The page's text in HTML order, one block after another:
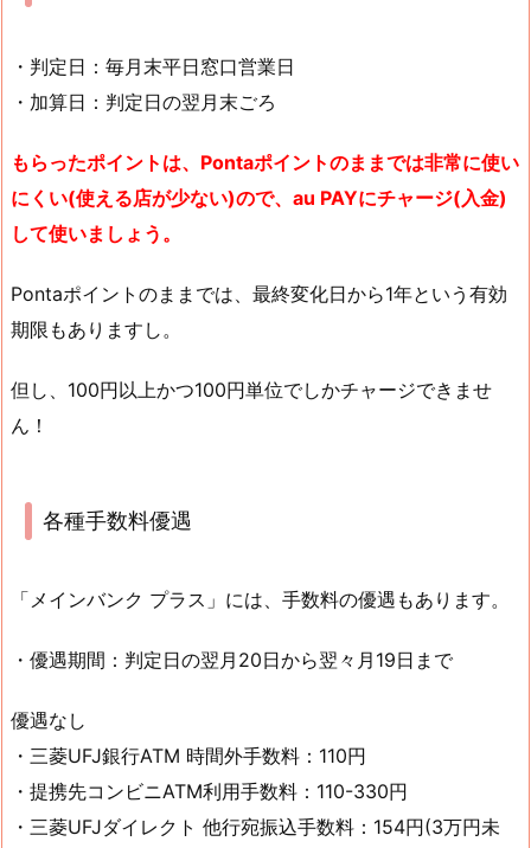
・判定日：毎月末平日窓口営業日
・加算日：判定日の翌月末ごろ
もらったポイントは、Pontaポイントのままでは非常に使い
にくい(使える店が少ない)ので、au PAYにチャージ(入金)
して使いましょう。
Pontaポイントのままでは、最終変化日から1年という有効
期限もありますし。
但し、100円以上かつ100円単位でしかチャージできませ
ん！
各種手数料優遇
「メインバンク プラス」には、手数料の優遇もあります。
・優遇期間：判定日の翌月20日から翌々月19日まで
優遇なし
・三菱UFJ銀行ATM 時間外手数料：110円
・提携先コンビニATM利用手数料：110-330円
・三菱UFJダイレクト 他行宛振込手数料：154円(3万円未